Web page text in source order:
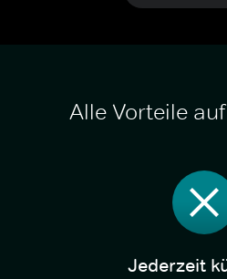
Alle Vorteile
Jederzeit